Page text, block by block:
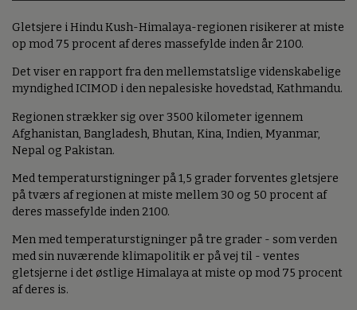
Gletsjere i Hindu Kush-Himalaya-regionen risikerer at miste
op mod 75 procent af deres massefylde inden år 2100.
Det viser en rapport fra den mellemstatslige videnskabelige
myndighed ICIMOD i den nepalesiske hovedstad, Kathmandu.
Regionen strækker sig over 3500 kilometer igennem
Afghanistan, Bangladesh, Bhutan, Kina, Indien, Myanmar,
Nepal og Pakistan.
Med temperaturstigninger på 1,5 grader forventes gletsjere
på tværs af regionen at miste mellem 30 og 50 procent af
deres massefylde inden 2100.
Men med temperaturstigninger på tre grader - som verden
med sin nuværende klimapolitik er på vej til - ventes
gletsjerne i det østlige Himalaya at miste op mod 75 procent
af deres is.